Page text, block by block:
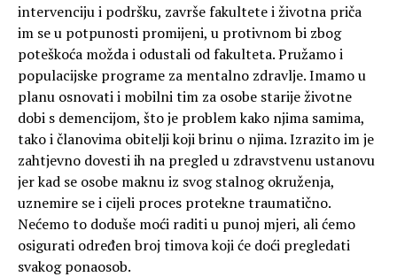
intervenciju i podršku, završe fakultete i životna priča
im se u potpunosti promijeni, u protivnom bi zbog
poteškoća možda i odustali od fakulteta. Pružamo i
populacijske programe za mentalno zdravlje. Imamo u
planu osnovati i mobilni tim za osobe starije životne
dobi s demencijom, što je problem kako njima samima,
tako i članovima obitelji koji brinu o njima. Izrazito im je
zahtjevno dovesti ih na pregled u zdravstvenu ustanovu
jer kad se osobe maknu iz svog stalnog okruženja,
uznemire se i cijeli proces protekne traumatično.
Nećemo to doduše moći raditi u punoj mjeri, ali ćemo
osigurati određen broj timova koji će doći pregledati
svakog ponaosob.